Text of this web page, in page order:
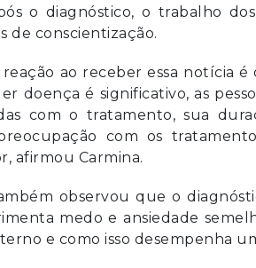
o diagnóstico, o trabalho
de conscientização.
ao receber essa notícia
doença é significativo, as
com o tratamento, sua
com os
afirmou Carmina.
observou que o
medo e ansiedade
e como isso desempenha